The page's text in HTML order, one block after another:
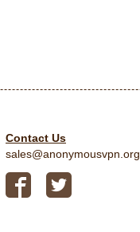
Contact Us
sales@anonymousvpn.org